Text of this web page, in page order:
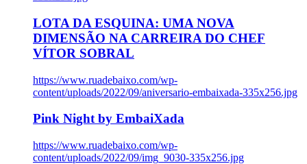
LOTA DA ESQUINA: UMA NOVA
DIMENSÃO NA CARREIRA DO CHEF
VÍTOR SOBRAL
https://www.ruadebaixo.com/wp-
content/uploads/2022/09/aniversario-embaixada-335x256.jpg
Pink Night by EmbaiXada
https://www.ruadebaixo.com/wp-
content/uploads/2022/09/img_9030-335x256.jpg